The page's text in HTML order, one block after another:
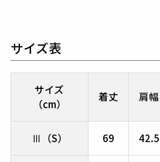
サイズ表
サイズ
（cm）
着丈 肩幅
Ⅲ（S） 69 42.5